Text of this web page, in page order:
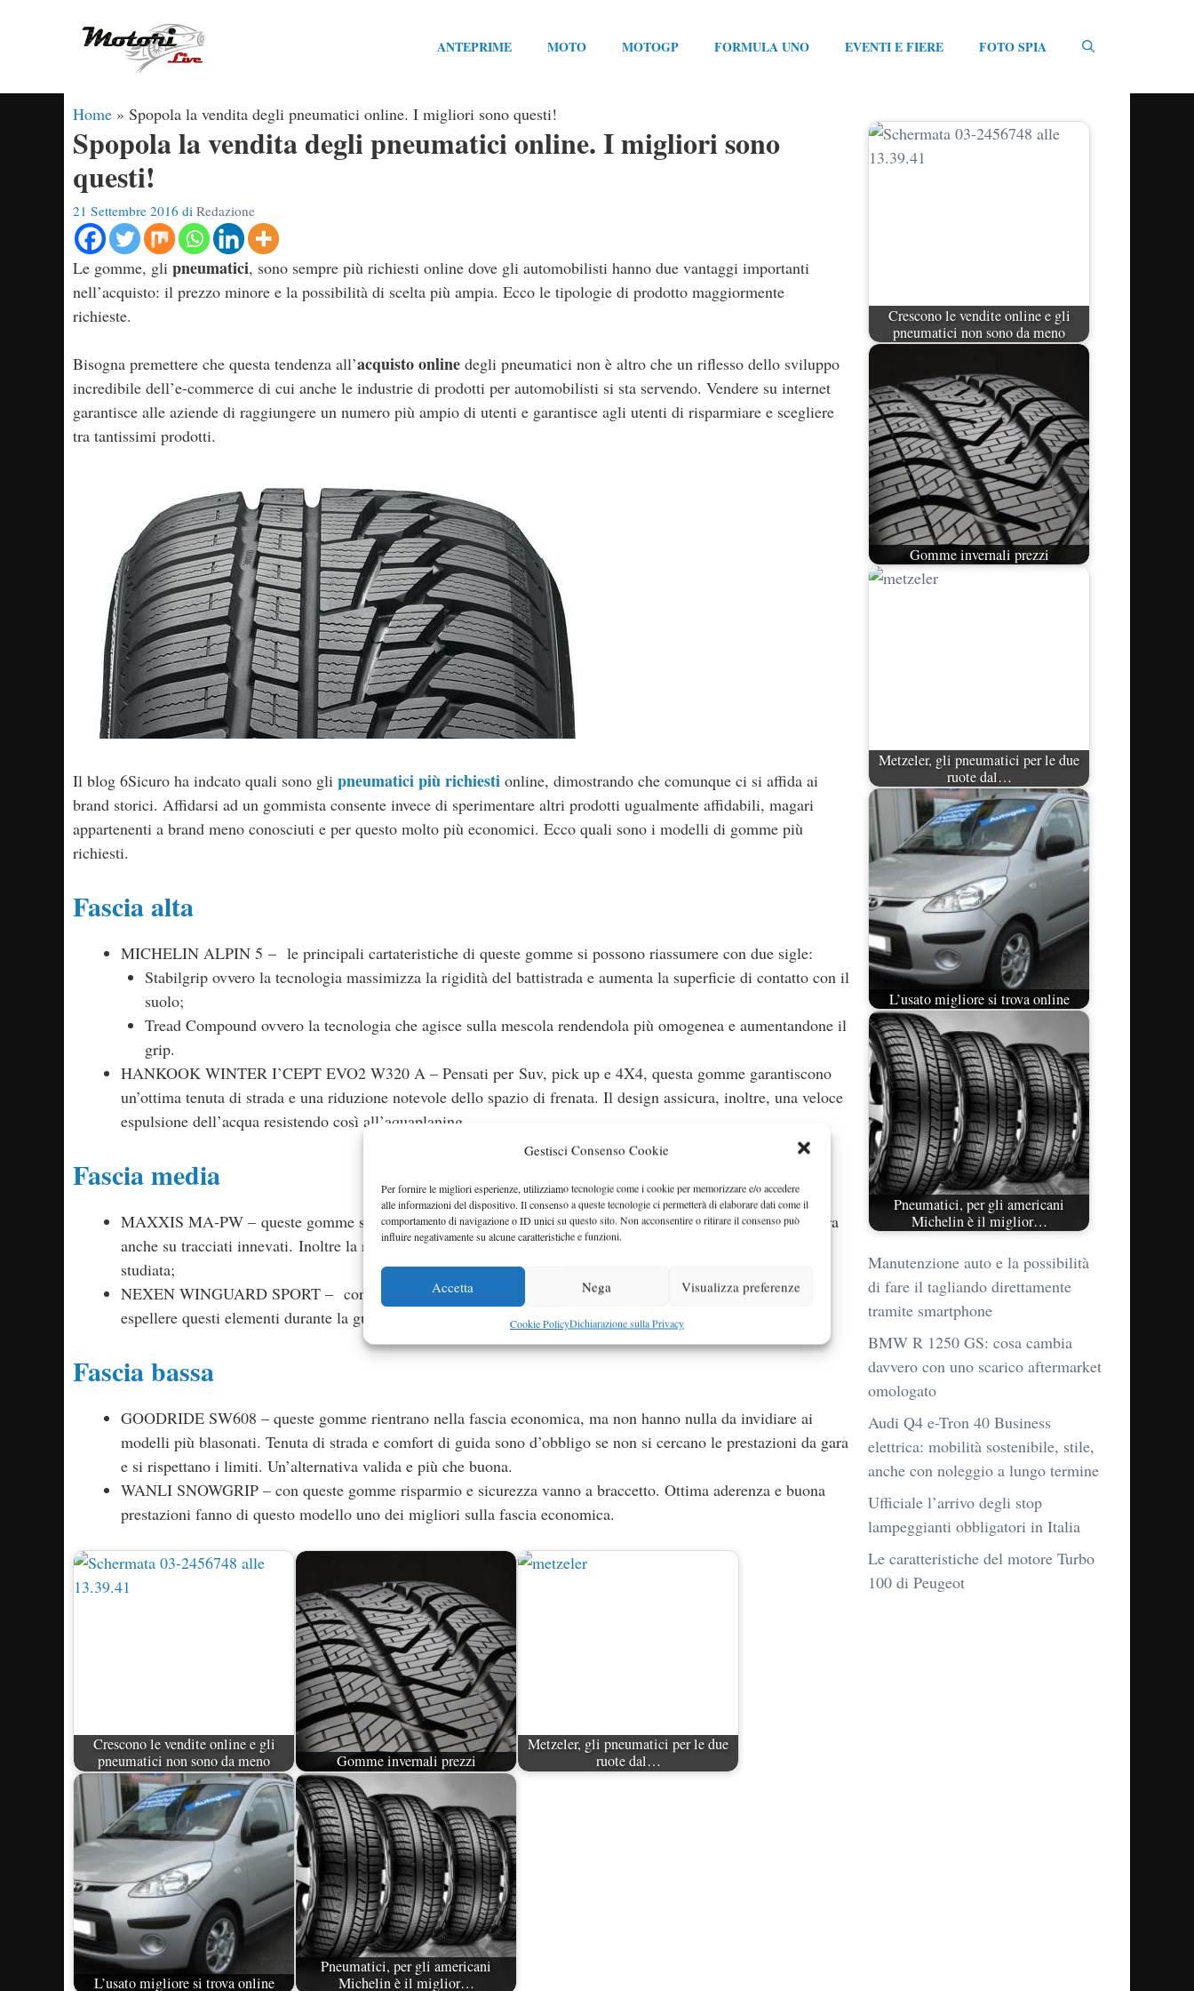
Gestisci Consenso Cookie
Per fornire le migliori esperienze, utilizziamo tecnologie come i cookie per memorizzare e/o accedere
alle informazioni del dispositivo. Il consenso a queste tecnologie ci permetterà di elaborare dati come il
comportamento di navigazione o ID unici su questo sito. Non acconsentire o ritirare il consenso può
influire negativamente su alcune caratteristiche e funzioni.
Accetta Nega Visualizza preferenze
Cookie PolicyDichiarazione sulla Privacy
ANTEPRIME MOTO MOTOGP FORMULA UNO EVENTI E FIERE FOTO SPIA
Home » Spopola la vendita degli pneumatici online. I migliori sono questi!
Spopola la vendita degli pneumatici online. I migliori sono
questi!
21 Settembre 2016 di Redazione
Le gomme, gli pneumatici, sono sempre più richiesti online dove gli automobilisti hanno due vantaggi importanti
nell’acquisto: il prezzo minore e la possibilità di scelta più ampia. Ecco le tipologie di prodotto maggiormente
richieste.
Bisogna premettere che questa tendenza all’acquisto online degli pneumatici non è altro che un riflesso dello sviluppo
incredibile dell’e-commerce di cui anche le industrie di prodotti per automobilisti si sta servendo. Vendere su internet
garantisce alle aziende di raggiungere un numero più ampio di utenti e garantisce agli utenti di risparmiare e scegliere
tra tantissimi prodotti.
Il blog 6Sicuro ha indcato quali sono gli pneumatici più richiesti online, dimostrando che comunque ci si affida ai
brand storici. Affidarsi ad un gommista consente invece di sperimentare altri prodotti ugualmente affidabili, magari
appartenenti a brand meno conosciuti e per questo molto più economici. Ecco quali sono i modelli di gomme più
richiesti.
Fascia alta
MICHELIN ALPIN 5 – le principali cartateristiche di queste gomme si possono riassumere con due sigle:
Stabilgrip ovvero la tecnologia massimizza la rigidità del battistrada e aumenta la superficie di contatto con il
suolo;
Tread Compound ovvero la tecnologia che agisce sulla mescola rendendola più omogenea e aumentandone il
grip.
HANKOOK WINTER I’CEPT EVO2 W320 A – Pensati per Suv, pick up e 4X4, questa gomme garantiscono
un’ottima tenuta di strada e una riduzione notevole dello spazio di frenata. Il design assicura, inoltre, una veloce
espulsione dell’acqua resistendo così all’aquaplaning.
Fascia media
MAXXIS MA-PW – queste gomme sono adatte ad un’ampia gamma di veicoli e garantiscono una guida sicura
anche su tracciati innevati. Inoltre la rumorosità è ridotta al minimo grazie ad una struttura appositamente
studiata;
NEXEN WINGUARD SPORT – con queste gomme dirai addio a acqua e neve. Il battistrada è realizzato per
espellere questi elementi durante la guida e rendere il tuo viaggio più sicuro.
Fascia bassa
GOODRIDE SW608 – queste gomme rientrano nella fascia economica, ma non hanno nulla da invidiare ai
modelli più blasonati. Tenuta di strada e comfort di guida sono d’obbligo se non si cercano le prestazioni da gara
e si rispettano i limiti. Un’alternativa valida e più che buona.
WANLI SNOWGRIP – con queste gomme risparmio e sicurezza vanno a braccetto. Ottima aderenza e buona
prestazioni fanno di questo modello uno dei migliori sulla fascia economica.
Crescono le vendite online e gli
pneumatici non sono da meno
Gomme invernali prezzi
Metzeler, gli pneumatici per le due
ruote dal…
L’usato migliore si trova online
Pneumatici, per gli americani
Michelin è il miglior…
Crescono le vendite online e gli
pneumatici non sono da meno
Gomme invernali prezzi
Metzeler, gli pneumatici per le due
ruote dal…
L’usato migliore si trova online
Pneumatici, per gli americani
Michelin è il miglior…
Manutenzione auto e la possibilità
di fare il tagliando direttamente
tramite smartphone
BMW R 1250 GS: cosa cambia
davvero con uno scarico aftermarket
omologato
Audi Q4 e-Tron 40 Business
elettrica: mobilità sostenibile, stile,
anche con noleggio a lungo termine
Ufficiale l’arrivo degli stop
lampeggianti obbligatori in Italia
Le caratteristiche del motore Turbo
100 di Peugeot